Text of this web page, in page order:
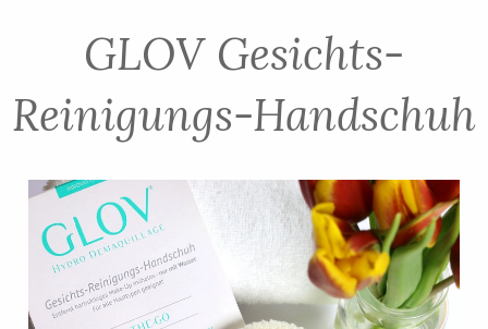
GLOV Gesichts-
Reinigungs-Handschuh